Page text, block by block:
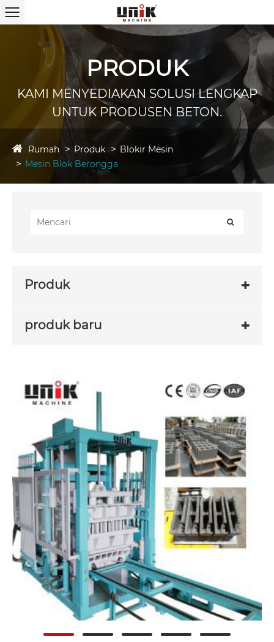
PRODUK
KAMI MENYEDIAKAN SOLUSI LENGKAP
UNTUK PRODUSEN BETON.
Rumah Produk
Blokir Mesin
Mesin Blok Berongga
Produk
produk baru